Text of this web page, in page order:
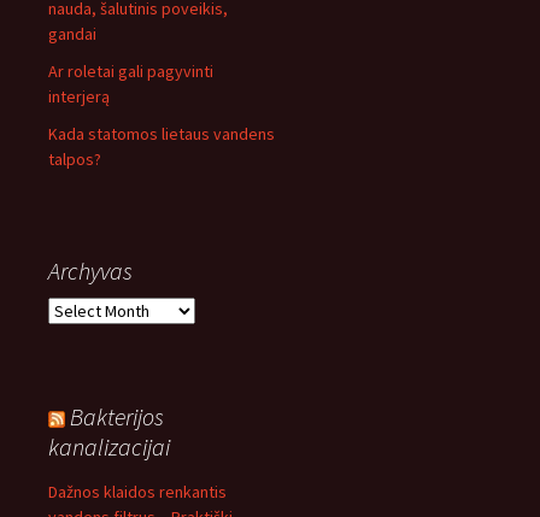
nauda, šalutinis poveikis,
gandai
Ar roletai gali pagyvinti
interjerą
Kada statomos lietaus vandens
talpos?
Archyvas
Archyvas
Bakterijos
kanalizacijai
Dažnos klaidos renkantis